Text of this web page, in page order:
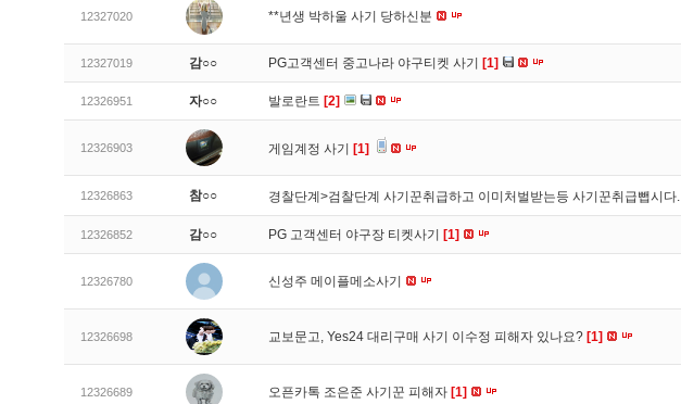
12327020 **년생 박하울 사기 당하신분
12327019 감○○ PG고객센터 중고나라 야구티켓 사기 [1]
12326951 자○○ 발로란트 [2]
12326903 게임계정 사기 [1]
12326863 참○○ 경찰단계>검찰단계 사기꾼취급하고 이미처벌받는등 사기꾼취급뺍시다.
12326852 감○○ PG 고객센터 야구장 티켓사기 [1]
12326780 신성주 메이플메소사기
12326698 교보문고, Yes24 대리구매 사기 이수정 피해자 있나요? [1]
12326689 오픈카톡 조은준 사기꾼 피해자 [1]